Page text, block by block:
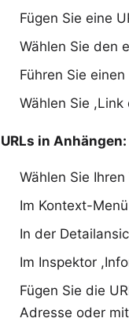
Fügen Sie eine
Wählen Sie den
Führen Sie
Wählen Sie
URLs in Anhängen:
Wählen Sie
Im Kontext-
In der
Im Inspektor
Fügen Sie die
Adresse oder